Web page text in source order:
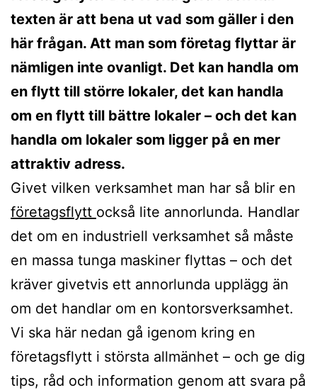
texten är att bena ut vad som gäller i den
här frågan. Att man som företag flyttar är
nämligen inte ovanligt. Det kan handla om
en flytt till större lokaler, det kan handla
om en flytt till bättre lokaler – och det kan
handla om lokaler som ligger på en mer
attraktiv adress.
Givet vilken verksamhet man har så blir en
företagsflytt också lite annorlunda. Handlar
det om en industriell verksamhet så måste
en massa tunga maskiner flyttas – och det
kräver givetvis ett annorlunda upplägg än
om det handlar om en kontorsverksamhet.
Vi ska här nedan gå igenom kring en
företagsflytt i största allmänhet – och ge dig
tips, råd och information genom att svara på